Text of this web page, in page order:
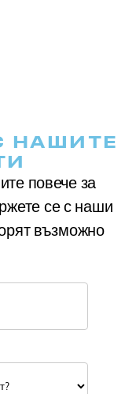
НАШИТЕ
повече за
се с наши
възможно